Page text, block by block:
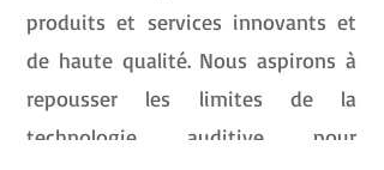
produits et services innovants et
de haute qualité. Nous aspirons à
repousser les limites de la
technologie auditive pour